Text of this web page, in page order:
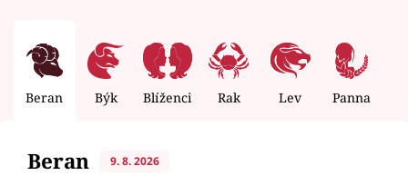
Beran Býk Blíženci Rak Lev Panna
Beran 9. 8. 2026